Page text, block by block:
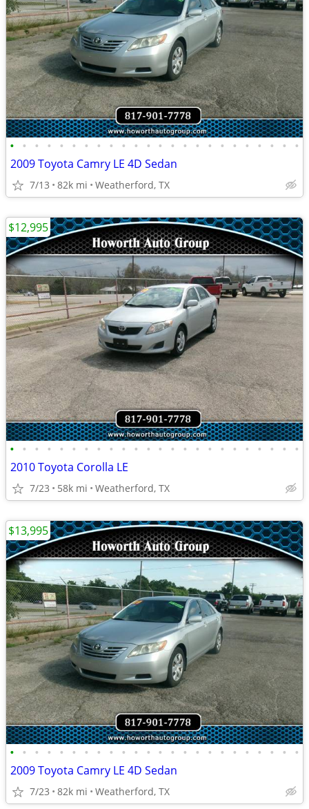
• • • • • • • • • • • • • • • • • • • • • • • •
2009 Toyota Camry LE 4D Sedan
7/13 82k mi Weatherford, TX
• • • • • • • • • • • • • • • • • • • • • • • •
2010 Toyota Corolla LE
7/23 58k mi Weatherford, TX
$12,995
• • • • • • • • • • • • • • • • • • • • • • • •
2009 Toyota Camry LE 4D Sedan
7/23 82k mi Weatherford, TX
$13,995